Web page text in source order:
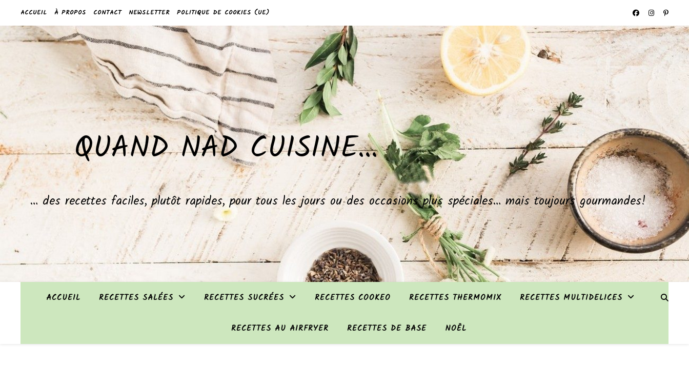
ACCUEIL À PROPOS CONTACT NEWSLETTER POLITIQUE DE COOKIES (UE)
QUAND NAD CUISINE…
… des recettes faciles, plutôt rapides, pour tous les jours ou des occasions plus spéciales… mais toujours gourmandes!
ACCUEIL RECETTES SALÉES RECETTES SUCRÉES RECETTES COOKEO RECETTES THERMOMIX RECETTES MULTIDELICES
RECETTES AU AIRFRYER RECETTES DE BASE NOËL